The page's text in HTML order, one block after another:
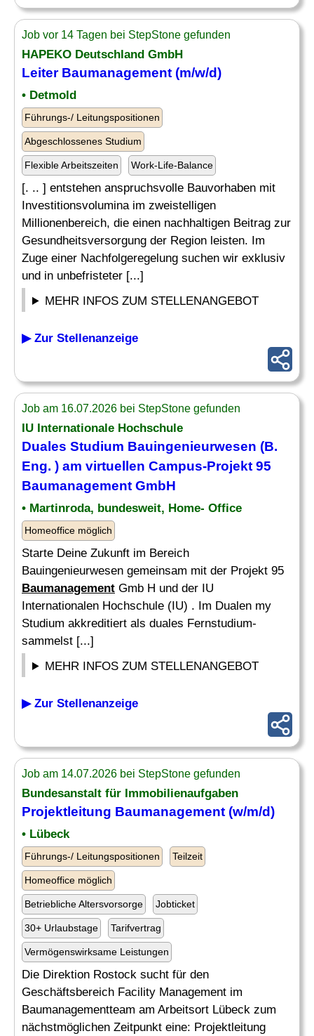
Job vor 14 Tagen bei StepStone gefunden
HAPEKO Deutschland GmbH
Leiter Baumanagement (m/w/d)
• Detmold
Führungs-/ Leitungspositionen
Abgeschlossenes Studium
Flexible Arbeitszeiten Work-Life-Balance
[. .. ] entstehen anspruchsvolle Bauvorhaben mit
Investitionsvolumina im zweistelligen
Millionenbereich, die einen nachhaltigen Beitrag zur
Gesundheitsversorgung der Region leisten. Im
Zuge einer Nachfolgeregelung suchen wir exklusiv
und in unbefristeter [...]
MEHR INFOS ZUM STELLENANGEBOT
▶ Zur Stellenanzeige
Job am 16.07.2026 bei StepStone gefunden
IU Internationale Hochschule
Duales Studium Bauingenieurwesen (B.
Eng. ) am virtuellen Campus-Projekt 95
Baumanagement GmbH
• Martinroda, bundesweit, Home- Office
Homeoffice möglich
Starte Deine Zukunft im Bereich
Bauingenieurwesen gemeinsam mit der Projekt 95
Baumanagement Gmb H und der IU
Internationalen Hochschule (IU) . Im Dualen my
Studium akkreditiert als duales Fernstudium-
sammelst [...]
MEHR INFOS ZUM STELLENANGEBOT
▶ Zur Stellenanzeige
Job am 14.07.2026 bei StepStone gefunden
Bundesanstalt für Immobilienaufgaben
Projektleitung Baumanagement (w/m/d)
• Lübeck
Führungs-/ Leitungspositionen Teilzeit
Homeoffice möglich
Betriebliche Altersvorsorge Jobticket
30+ Urlaubstage Tarifvertrag
Vermögenswirksame Leistungen
Die Direktion Rostock sucht für den
Geschäftsbereich Facility Management im
Baumanagementteam am Arbeitsort Lübeck zum
nächstmöglichen Zeitpunkt eine: Projektleitung